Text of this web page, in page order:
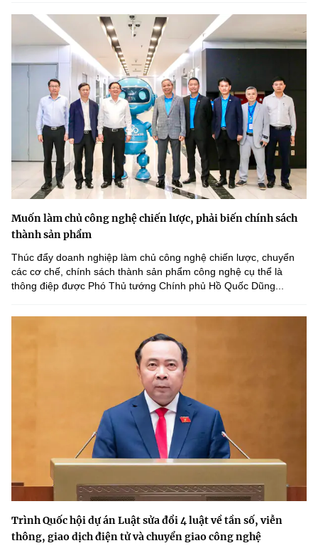
Muốn làm chủ công nghệ chiến lược, phải biến chính sách
thành sản phẩm
Thúc đẩy doanh nghiệp làm chủ công nghệ chiến lược, chuyển
các cơ chế, chính sách thành sản phẩm công nghệ cụ thể là
thông điệp được Phó Thủ tướng Chính phủ Hồ Quốc Dũng...
Trình Quốc hội dự án Luật sửa đổi 4 luật về tần số, viễn
thông, giao dịch điện tử và chuyển giao công nghệ